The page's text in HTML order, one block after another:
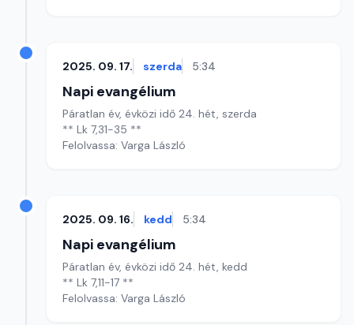
2025. 09. 17. szerda 5:34
Napi evangélium
Páratlan év, évközi idő 24. hét, szerda
** Lk 7,31-35 **
Felolvassa: Varga László
2025. 09. 16. kedd 5:34
Napi evangélium
Páratlan év, évközi idő 24. hét, kedd
** Lk 7,11-17 **
Felolvassa: Varga László